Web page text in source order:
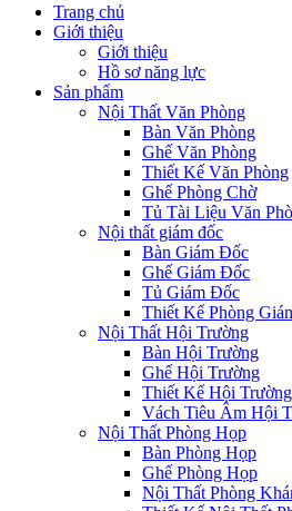
Trang chủ
Giới thiệu
Giới thiệu
Hồ sơ năng lực
Sản phẩm
Nội Thất Văn Phòng
Bàn Văn Phòng
Ghế Văn Phòng
Thiết Kế Văn Phòng
Ghế Phòng Chờ
Tủ Tài Liệu Văn
Nội thất giám đốc
Bàn Giám Đốc
Ghế Giám Đốc
Tủ Giám Đốc
Thiết Kế Phòng
Nội Thất Hội Trường
Bàn Hội Trường
Ghế Hội Trường
Thiết Kế Hội Trường
Vách Tiêu Âm Hội
Nội Thất Phòng Họp
Bàn Phòng Họp
Ghế Phòng Họp
Nội Thất Phòng